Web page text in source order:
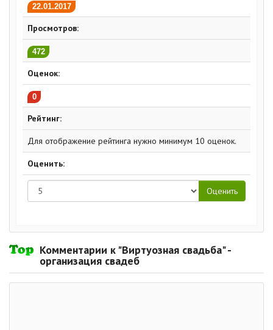
22.01.2017
Просмотров:
472
Оценок:
0
Рейтинг:
Для отображение рейтинга нужно минимум 10 оценок.
Оценить:
Комментарии к "Виртуозная свадьба" -
организация свадеб